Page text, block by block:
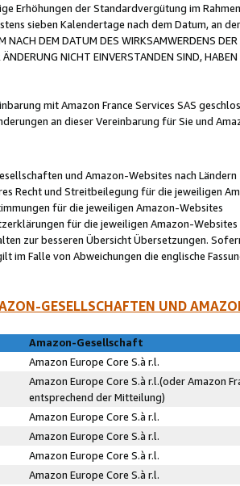
Erhöhungen der Standardvergütung im
sieben Kalendertage nach dem Datum, an
NACH DEM DATUM DES WIRKSAMWERDENS
NICHT EINVERSTANDEN SIND,
mit Amazon France Services SAS
an dieser Vereinbarung für Sie und
und Amazon-Websites nach Ländern
Recht und Streitbeilegung für die jeweiligen
für die jeweiligen Amazon-Websites
für die jeweiligen Amazon-Websites
zur besseren Übersicht Übersetzungen.
im Falle von Abweichungen die englische
GESELLSCHAFTEN UND
Amazon-Gesellschaft
Amazon Europe Core S.à r.l.
Amazon Europe Core S.à r.l.(oder Amazon
entsprechend der Mitteilung)
Amazon Europe Core S.à r.l.
Amazon Europe Core S.à r.l.
Amazon Europe Core S.à r.l.
Amazon Europe Core S.à r.l.